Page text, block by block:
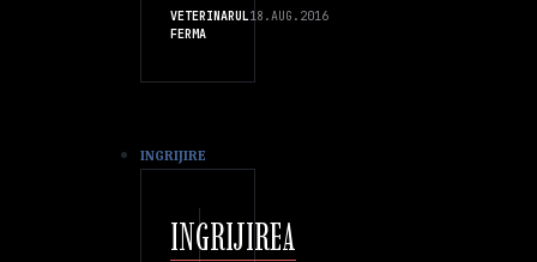
VETERINARUL
FERMA
18.AUG.2016
INGRIJIRE
INGRIJIREA